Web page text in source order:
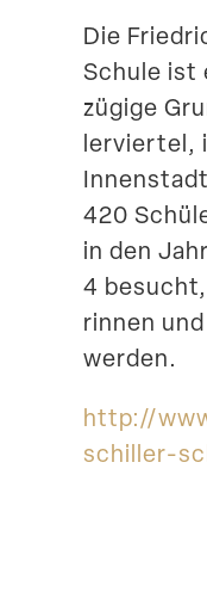
Die
Schule
zügige
ler­viertel,
420
in den
4
rinnen
werden.
http://​
schiller​-